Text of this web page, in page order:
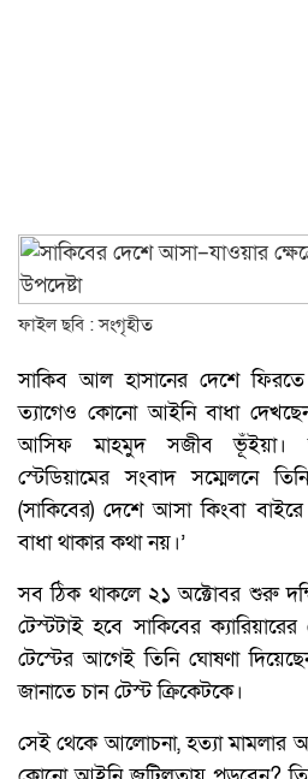
ফাইল ছবি : সংগৃহীত
সাকিব আল হাসানের দেশে
ত্যাগেও কোনো আইনি বাধা
আসিফ মাহমুদ সজীব ভূঁইয়া।
স্টেডিয়ামের সংবাদ সম্মেলনে
(সাকিবের) দেশে আসা কিংবা
বাধা থাকার কথা নয়।’
সব ঠিক থাকলে ২১ অক্টোবর শুরু
টেস্টটাই হবে সাকিবের
টেস্টের আগেই তিনি ঘোষণা
জানাতে চান টেস্ট ক্রিকেটকে।
সেই থেকে আলোচনা, হত্যা মামলার